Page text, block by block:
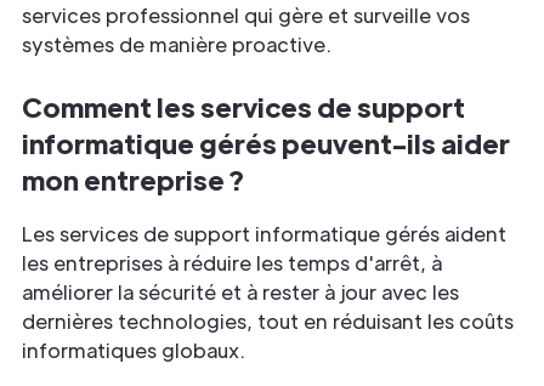
services professionnel qui gère et surveille vos
systèmes de manière proactive.
Comment les services de support
informatique gérés peuvent-ils aider
mon entreprise ?
Les services de support informatique gérés aident
les entreprises à réduire les temps d'arrêt, à
améliorer la sécurité et à rester à jour avec les
dernières technologies, tout en réduisant les coûts
informatiques globaux.